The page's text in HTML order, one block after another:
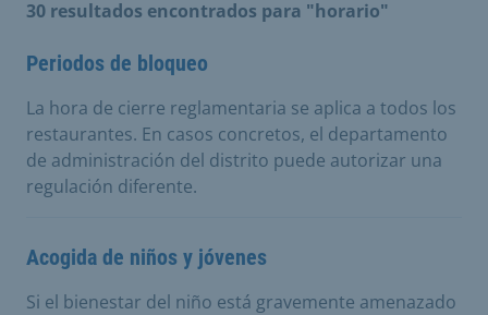
30 resultados encontrados para "horario"
Periodos de bloqueo
La hora de cierre reglamentaria se aplica a todos los
restaurantes. En casos concretos, el departamento
de administración del distrito puede autorizar una
regulación diferente.
Acogida de niños y jóvenes
Si el bienestar del niño está gravemente amenazado